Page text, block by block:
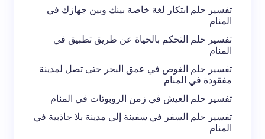
تفسير حلم ابتكار لغة خاصة بينك وبين جهازك في
المنام
تفسير حلم التحكم بالحياة عن طريق تطبيق في
المنام
تفسير حلم الغوص في عمق البحر حتى تصل لمدينة
مفقودة في المنام
تفسير حلم العيش في زمن الروبوتات في المنام
تفسير حلم السفر في سفينة إلى مدينة بلا جاذبية في
المنام